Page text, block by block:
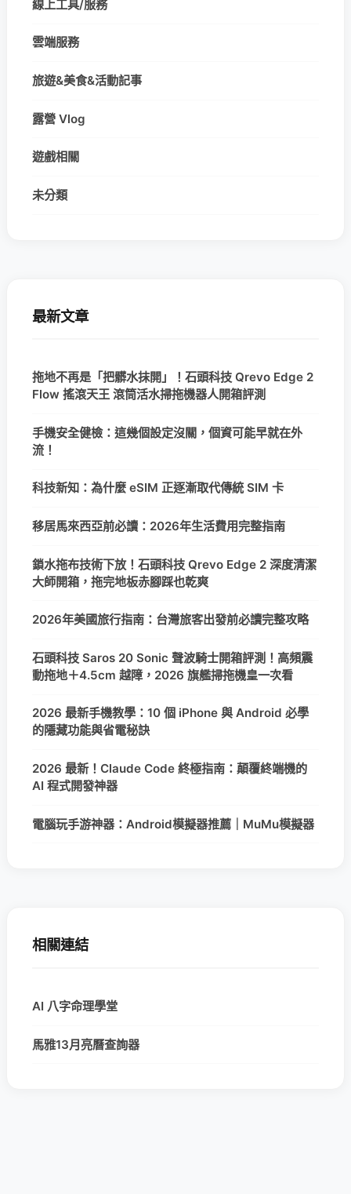
線上工具/服務
雲端服務
旅遊&美食&活動記事
露營 Vlog
遊戲相關
未分類
最新文章
拖地不再是「把髒水抹開」！石頭科技 Qrevo Edge 2
Flow 搖滾天王 滾筒活水掃拖機器人開箱評測
手機安全健檢：這幾個設定沒關，個資可能早就在外
流！
科技新知：為什麼 eSIM 正逐漸取代傳統 SIM 卡
移居馬來西亞前必讀：2026年生活費用完整指南
鎖水拖布技術下放！石頭科技 Qrevo Edge 2 深度清潔
大師開箱，拖完地板赤腳踩也乾爽
2026年美國旅行指南：台灣旅客出發前必讀完整攻略
石頭科技 Saros 20 Sonic 聲波騎士開箱評測！高頻震
動拖地＋4.5cm 越障，2026 旗艦掃拖機皇一次看
2026 最新手機教學：10 個 iPhone 與 Android 必學
的隱藏功能與省電秘訣
2026 最新！Claude Code 終極指南：顛覆終端機的
AI 程式開發神器
電腦玩手游神器：Android模擬器推薦｜MuMu模擬器
相關連結
AI 八字命理學堂
馬雅13月亮曆查詢器